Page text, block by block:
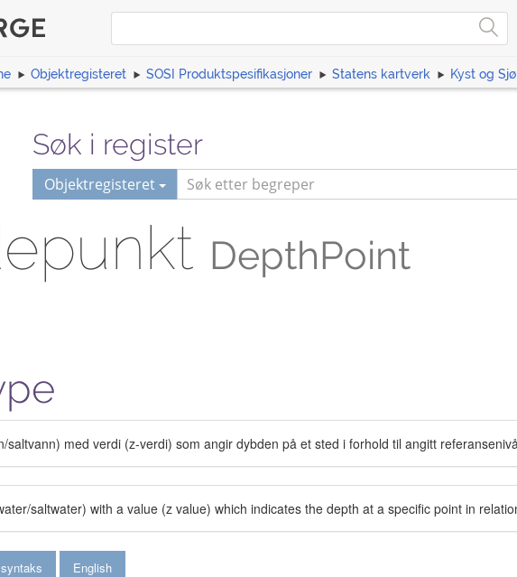
Objektregisteret SOSI Produktspesifikasjoner Statens kartverk Kyst og Sjø
Søk i register
Objektregisteret
DepthPoint
saltvann) med verdi (z-verdi) som angir dybden på et sted i forhold til angitt
saltwater) with a value (z value) which indicates the depth at a specific point in
English